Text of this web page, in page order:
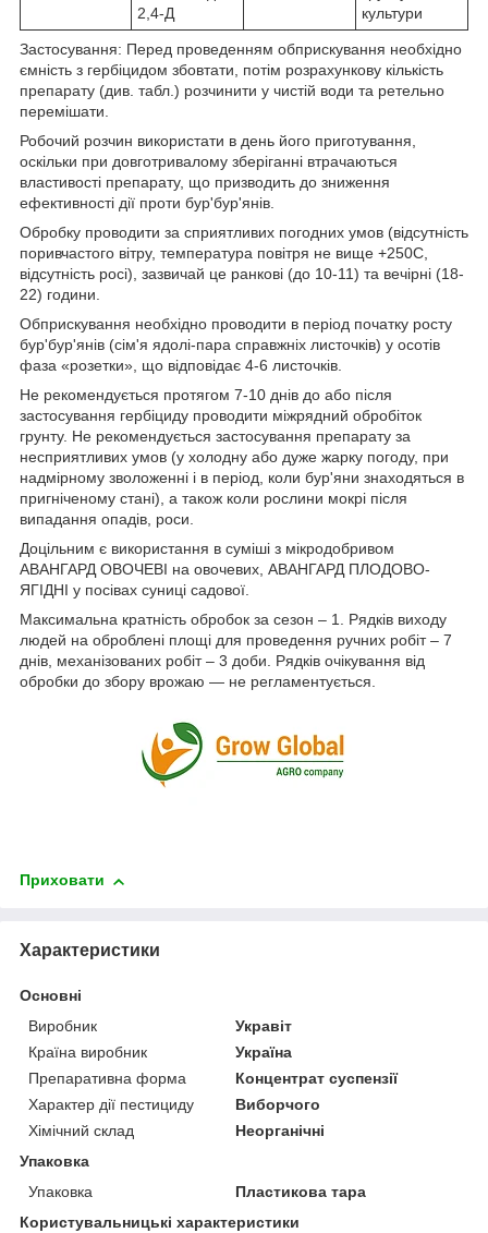
2,4-Д
культури
Застосування: Перед проведенням обприскування необхідно
ємність з гербіцидом збовтати, потім розрахункову кількість
препарату (див. табл.) розчинити у чистій води та ретельно
перемішати.
Робочий розчин використати в день його приготування,
оскільки при довготривалому зберіганні втрачаються
властивості препарату, що призводить до зниження
ефективності дії проти бур'бур'янів.
Обробку проводити за сприятливих погодних умов (відсутність
поривчастого вітру, температура повітря не вище +250С,
відсутність росі), зазвичай це ранкові (до 10-11) та вечірні (18-
22) години.
Обприскування необхідно проводити в період початку росту
бур'бур'янів (сім'я ядолі-пара справжніх листочків) у осотів
фаза «розетки», що відповідає 4-6 листочків.
Не рекомендується протягом 7-10 днів до або після
застосування гербіциду проводити міжрядний обробіток
грунту. Не рекомендується застосування препарату за
несприятливих умов (у холодну або дуже жарку погоду, при
надмірному зволоженні і в період, коли бур'яни знаходяться в
пригніченому стані), а також коли рослини мокрі після
випадання опадів, роси.
Доцільним є використання в суміші з мікродобривом
АВАНГАРД ОВОЧЕВІ на овочевих, АВАНГАРД ПЛОДОВО-
ЯГІДНІ у посівах суниці садової.
Максимальна кратність обробок за сезон – 1. Рядків виходу
людей на оброблені площі для проведення ручних робіт – 7
днів, механізованих робіт – 3 доби. Рядків очікування від
обробки до збору врожаю — не регламентується.
Приховати
Характеристики
Основні
Виробник
Укравіт
Країна виробник
Україна
Препаративна форма
Концентрат суспензії
Характер дії пестициду
Виборчого
Хімічний склад
Неорганічні
Упаковка
Упаковка
Пластикова тара
Користувальницькі характеристики